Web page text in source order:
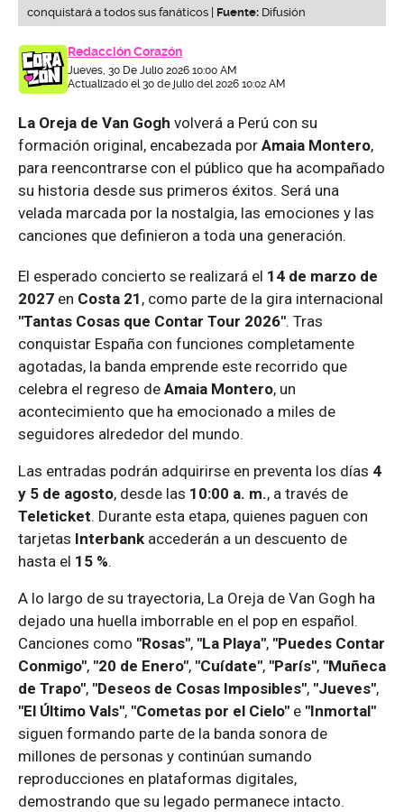
conquistará a todos sus fanáticos | Fuente: Difusión
Redacción Corazón
Jueves, 30 De Julio 2026 10:00 AM
Actualizado el 30 de julio del 2026 10:02 AM
La Oreja de Van Gogh volverá a Perú con su
formación original, encabezada por Amaia Montero,
para reencontrarse con el público que ha acompañado
su historia desde sus primeros éxitos. Será una
velada marcada por la nostalgia, las emociones y las
canciones que definieron a toda una generación.
El esperado concierto se realizará el 14 de marzo de
2027 en Costa 21 , como parte de la gira internacional
"Tantas Cosas que Contar Tour 2026". Tras
conquistar España con funciones completamente
agotadas, la banda emprende este recorrido que
celebra el regreso de Amaia Montero, un
acontecimiento que ha emocionado a miles de
seguidores alrededor del mundo.
Las entradas podrán adquirirse en preventa los días 4
y 5 de agosto, desde las 10:00 a. m., a través de
Teleticket. Durante esta etapa, quienes paguen con
tarjetas Interbank accederán a un descuento de
hasta el 15 %.
A lo largo de su trayectoria, La Oreja de Van Gogh ha
dejado una huella imborrable en el pop en español.
Canciones como "Rosas", "La Playa", "Puedes Contar
Conmigo", "20 de Enero", "Cuídate", "París", "Muñeca
de Trapo", "Deseos de Cosas Imposibles", "Jueves",
"El Último Vals", "Cometas por el Cielo" e "Inmortal"
siguen formando parte de la banda sonora de
millones de personas y continúan sumando
reproducciones en plataformas digitales,
demostrando que su legado permanece intacto.